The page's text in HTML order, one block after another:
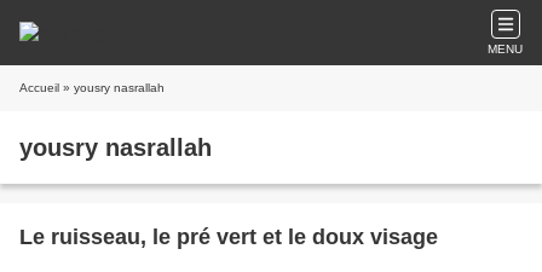
MENU
Accueil » yousry nasrallah
yousry nasrallah
Le ruisseau, le pré vert et le doux visage